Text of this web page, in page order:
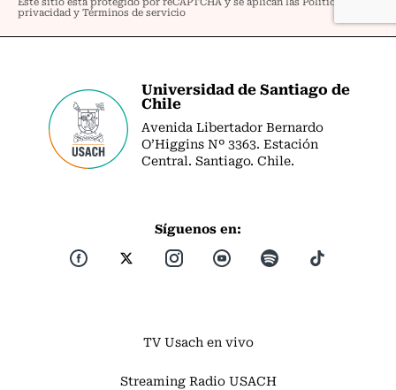
Universidad de Santiago de
Chile
Avenida Libertador Bernardo
O’Higgins Nº 3363. Estación
Central. Santiago. Chile.
Síguenos en:
TV Usach en vivo
Streaming Radio USACH